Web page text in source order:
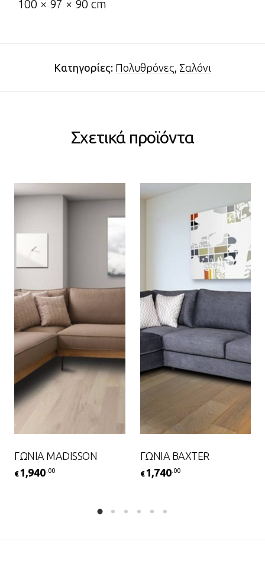
100 × 97 × 90 cm
Κατηγορίες: Πολυθρόνες, Σαλόνι
Σχετικά προϊόντα
ΓΩΝΙΑ MADISSON
€ 1,940 .00
ΓΩΝΙΑ BAXTER
€ 1,740 .00